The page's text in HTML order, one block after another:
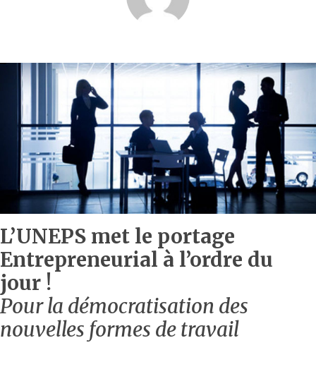
L’UNEPS met le portage
Entrepreneurial à l’ordre du
jour !
Pour la démocratisation des
nouvelles formes de travail